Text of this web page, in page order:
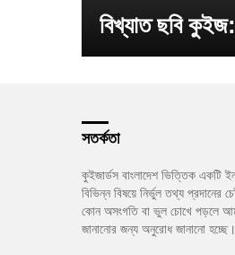
বিখ্যাত ছবি
সতর্কতা
কুইজার্ডস বাংলাদেশ ভিত্তিক একটি
বিভিন্ন বিষয়ে নির্ভুল তথ্য প্রদানের
কোন অসংগতি বা ভুল চোখে পড়লে
জানানোর জন্য অনুরোধ জানানো হচ্ছে।